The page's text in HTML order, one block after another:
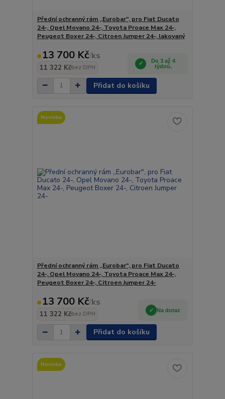
Přední ochranný rám ,,Eurobar", pro Fiat Ducato
24-, Opel Movano 24-, Toyota Proace Max 24-,
Peugeot Boxer 24-, Citroen Jumper 24-, lakovaný
13 700 Kč/ks
11 322 Kčbez DPH
Do 3 až 4
týdnů.
Přidat do košíku
Novinka
Přední ochranný rám ,,Eurobar", pro Fiat Ducato
24-, Opel Movano 24-, Toyota Proace Max 24-,
Peugeot Boxer 24-, Citroen Jumper 24-
13 700 Kč/ks
11 322 Kčbez DPH
Na dotaz
Přidat do košíku
Novinka